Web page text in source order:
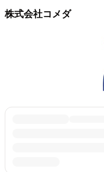
株式会社コメダ